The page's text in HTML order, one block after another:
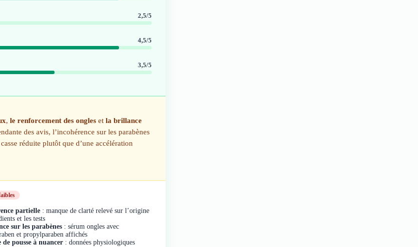
2,5/5
4,5/5
3,5/5
, le renforcement des ongles et la brillance
des avis, l’incohérence sur les parabènes
réduite plutôt que d’une accélération
partielle : manque de clarté relevé sur l’origine
et les tests
sur les parabènes : sérum ongles avec
et propylparaben affichés
de pousse à nuancer : données physiologiques